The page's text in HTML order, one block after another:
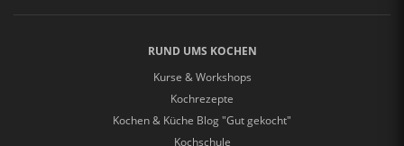
RUND UMS KOCHEN
Kurse & Workshops
Kochrezepte
Kochen & Küche Blog "Gut gekocht"
Kochschule